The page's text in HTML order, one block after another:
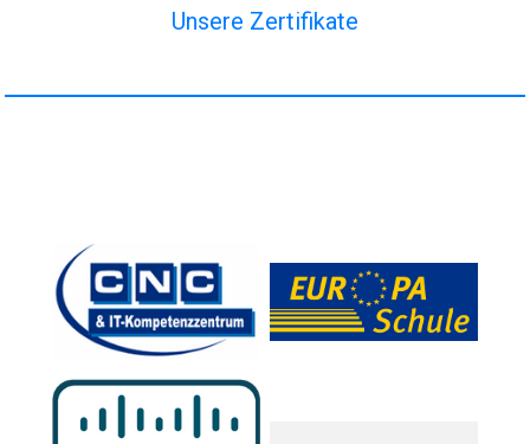
Unsere Zertifikate